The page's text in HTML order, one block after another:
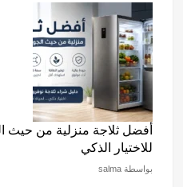
أفضل ثلاجة منزلية من حيث
للاختيار الذكي
بواسطة salma